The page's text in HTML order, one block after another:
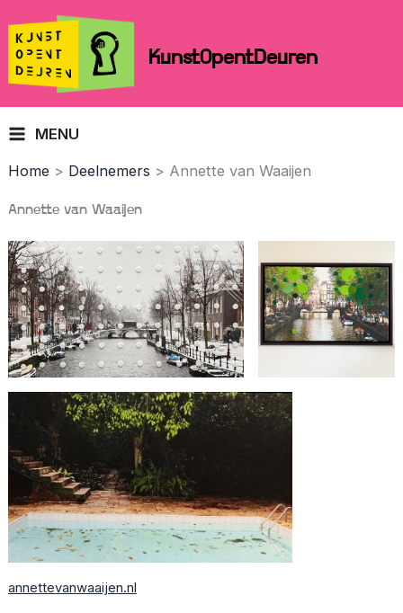
content
KunstOpentDeuren
MENU
Home Deelnemers Annette van Waaijen
Annette van Waaijen
annettevanwaaijen.nl